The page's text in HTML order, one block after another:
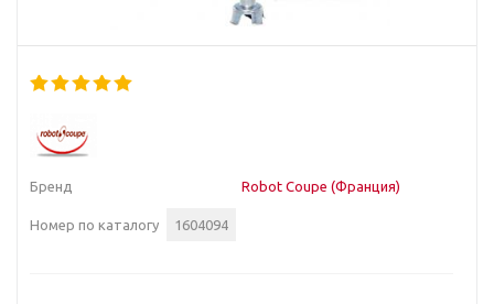
Бренд Robot Coupe (Франция)
Номер по каталогу 1604094